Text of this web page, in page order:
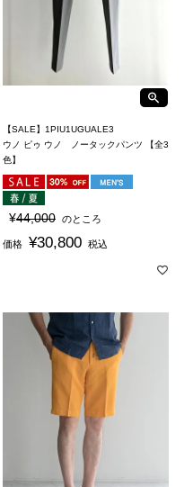
【SALE】1PIU1UGUALE3
ウノ ピゥ ウノ ノータックパンツ 【全3
色】
¥44,000 のところ
価格 ¥30,800 税込